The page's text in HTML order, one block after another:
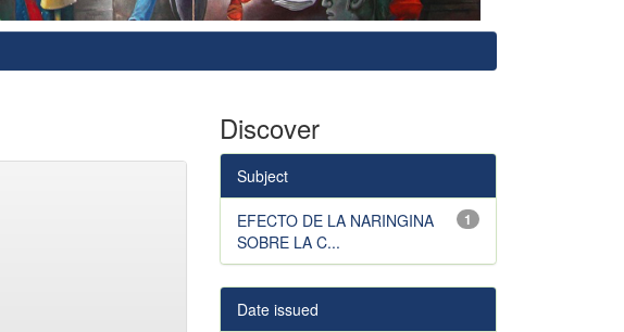
Discover
Subject
1
EFECTO DE LA NARINGINA
SOBRE LA C...
Date issued